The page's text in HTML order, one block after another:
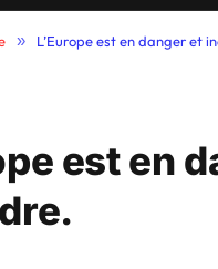
» L’Europe est en danger et
est en